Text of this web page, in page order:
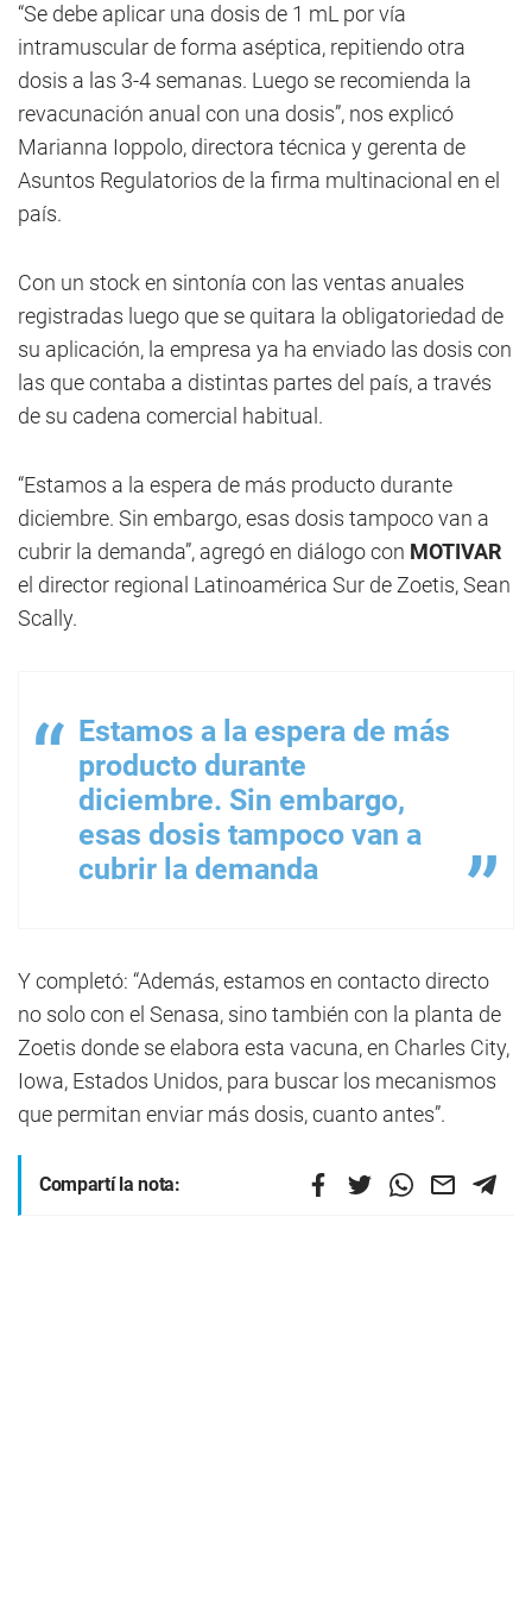
“Se debe aplicar una dosis de 1 mL por vía
intramuscular de forma aséptica, repitiendo otra
dosis a las 3-4 semanas. Luego se recomienda la
revacunación anual con una dosis”, nos explicó
Marianna Ioppolo, directora técnica y gerenta de
Asuntos Regulatorios de la firma multinacional en el
país.
Con un stock en sintonía con las ventas anuales
registradas luego que se quitara la obligatoriedad de
su aplicación, la empresa ya ha enviado las dosis con
las que contaba a distintas partes del país, a través
de su cadena comercial habitual.
“Estamos a la espera de más producto durante
diciembre. Sin embargo, esas dosis tampoco van a
cubrir la demanda”, agregó en diálogo con MOTIVAR
el director regional Latinoamérica Sur de Zoetis, Sean
Scally.
Estamos a la espera de más
producto durante
diciembre. Sin embargo,
esas dosis tampoco van a
cubrir la demanda
Y completó: “Además, estamos en contacto directo
no solo con el Senasa, sino también con la planta de
Zoetis donde se elabora esta vacuna, en Charles City,
Iowa, Estados Unidos, para buscar los mecanismos
que permitan enviar más dosis, cuanto antes”.
Compartí la nota: